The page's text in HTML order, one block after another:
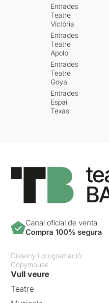
Entrades
Teatre
Victòria
Entrades
Teatre
Apolo
Entrades
Teatre
Goya
Entrades
Espai
Texas
Canal oficial de venta
Compra 100% segura
Disseny i programació:
Copymouse
Vull veure
Teatre